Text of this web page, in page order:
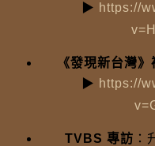
▶ https://
《發現新台灣
▶ https://
TVBS 專訪 ：